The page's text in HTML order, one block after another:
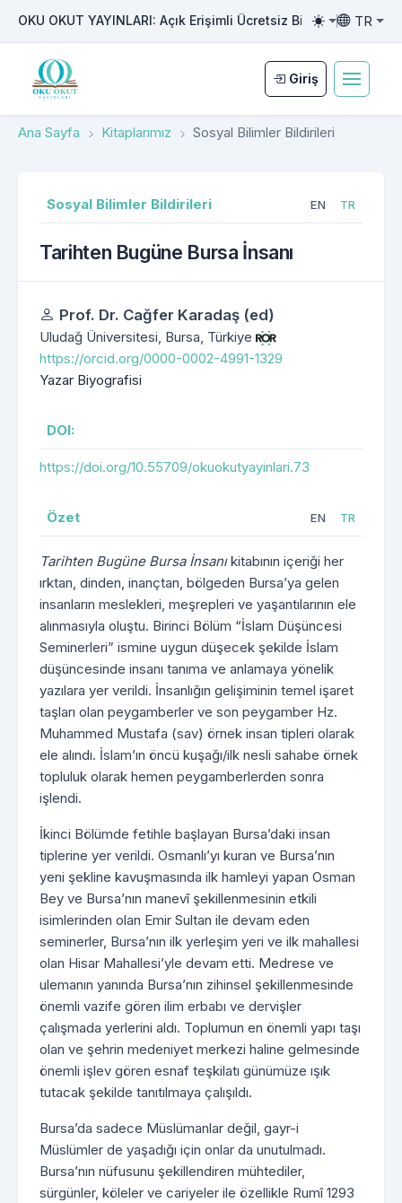
OKU OKUT YAYINLARI: Açık Erişimli Ücretsiz Bilimsel
Toggle
TR
Toggle
Giriş
Ana Sayfa Kitaplarımız Sosyal Bilimler Bildirileri
Sosyal Bilimler Bildirileri EN TR
Tarihten Bugüne Bursa İnsanı
Yazarlar
Prof. Dr. Cağfer Karadaş (ed)
Uludağ Üniversitesi, Bursa, Türkiye
https://orcid.org/0000-0002-4991-1329
Yazar Biyografisi
DOI:
https://doi.org/10.55709/okuokutyayinlari.73
Özet EN TR
Tarihten Bugüne Bursa İnsanıkitabının içeriği her
ırktan, dinden, inançtan, bölgeden Bursa’ya gelen
insanların meslekleri, meşrepleri ve yaşantılarının ele
alınmasıyla oluştu. Birinci Bölüm “İslam Düşüncesi
Seminerleri” ismine uygun düşecek şekilde İslam
düşüncesinde insanı tanıma ve anlamaya yönelik
yazılara yer verildi. İnsanlığın gelişiminin temel işaret
taşları olan peygamberler ve son peygamber Hz.
Muhammed Mustafa (sav) örnek insan tipleri olarak
ele alındı. İslam’ın öncü kuşağı/ilk nesli sahabe örnek
topluluk olarak hemen peygamberlerden sonra
işlendi.
İkinci Bölümde fetihle başlayan Bursa’daki insan
tiplerine yer verildi. Osmanlı’yı kuran ve Bursa’nın
yeni şekline kavuşmasında ilk hamleyi yapan Osman
Bey ve Bursa’nın manevî şekillenmesinin etkili
isimlerinden olan Emir Sultan ile devam eden
seminerler, Bursa’nın ilk yerleşim yeri ve ilk mahallesi
olan Hisar Mahallesi’yle devam etti. Medrese ve
ulemanın yanında Bursa’nın zihinsel şekillenmesinde
önemli vazife gören ilim erbabı ve dervişler
çalışmada yerlerini aldı. Toplumun en önemli yapı taşı
olan ve şehrin medeniyet merkezi haline gelmesinde
önemli işlev gören esnaf teşkilatı günümüze ışık
tutacak şekilde tanıtılmaya çalışıldı.
Bursa’da sadece Müslümanlar değil, gayr-i
Müslümler de yaşadığı için onlar da unutulmadı.
Bursa’nın nüfusunu şekillendiren mühtediler,
sürgünler, köleler ve cariyeler ile özellikle Rumî 1293